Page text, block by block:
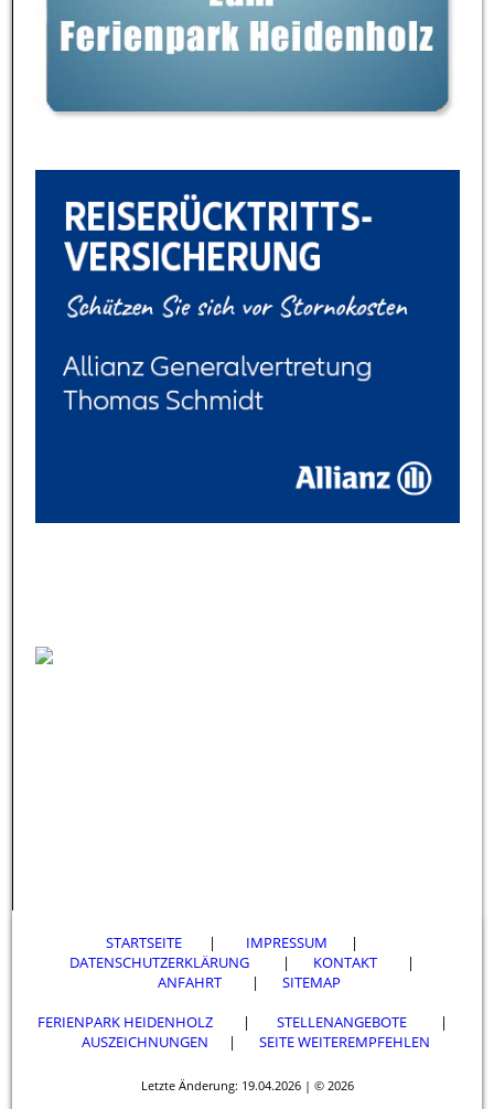
STARTSEITE | IMPRESSUM |
DATENSCHUTZERKLÄRUNG | KONTAKT |
ANFAHRT
| SITEMAP
FERIENPARK HEIDENHOLZ
| STELLENANGEBOTE|
AUSZEICHNUNGEN
| SEITE WEITEREMPFEHLEN
Letzte Änderung: 19.04.2026 | © 2026